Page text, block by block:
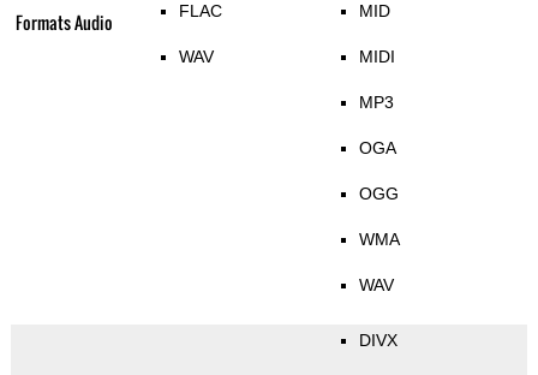
Formats Audio FLAC
WAV
MID
MIDI
MP3
OGA
OGG
WMA
WAV
DIVX